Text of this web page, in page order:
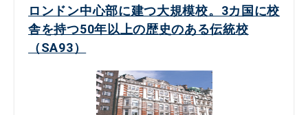
ロンドン中心部に建つ大規模校。3カ国に校
舎を持つ50年以上の歴史のある伝統校
（SA93）